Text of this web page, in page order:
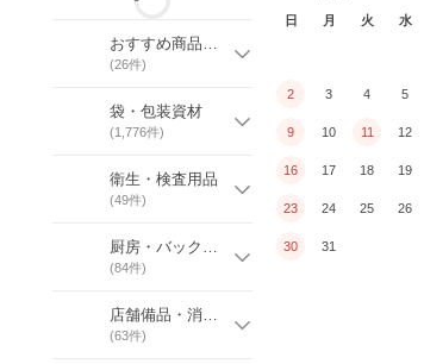
おすすめ商品特集
(26件)
袋・包装資材
(1,776件)
衛生・検査用品
(49件)
厨房・バックヤード消耗品
(84件)
店舗備品・消耗品
(63件)
日 月 火 水
2 3 4 5
9 10 11 12
16 17 18 19
23 24 25 26
30 31